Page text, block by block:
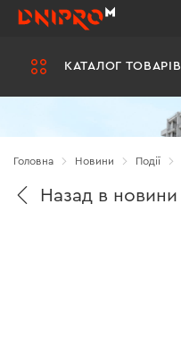
КАТАЛОГ ТОВАРІВ
Головна Новини Події
Назад в новини